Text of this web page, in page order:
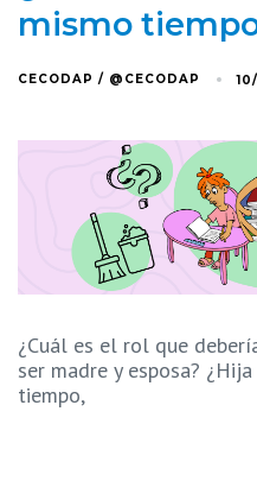
mismo
CECODAP / @CECODAP
¿Cuál es el rol que
ser madre y esposa?
tiempo,